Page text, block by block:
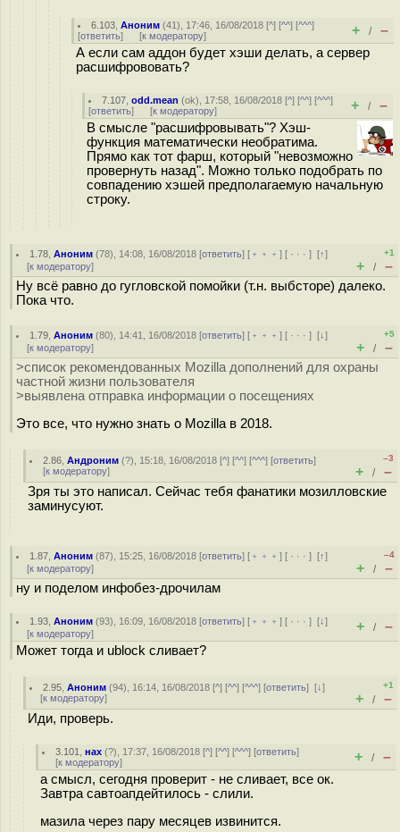
6.103 ,Аноним (41), 17:46, 16/08/2018 [^] [^^] [^^^]
[ответить] [к модератору] + / –
А если сам аддон будет хэши делать, а сервер
расшифрововать?
7.107 ,odd.mean (ok), 17:58, 16/08/2018 [^] [^^] [^^^]
[ответить] [к модератору] + / –
В смысле "расшифровывать"? Хэш-
функция математически необратима.
Прямо как тот фарш, который "невозможно
провернуть назад". Можно только подобрать по
совпадению хэшей предполагаемую начальную
строку.
1.78 ,Аноним (78), 14:08, 16/08/2018 [ответить] [ ﹢﹢﹢] [ · · ·][↑]
[к модератору]
+1
+ / –
Ну всё равно до гугловской помойки (т.н. выбсторе) далеко.
Пока что.
1.79 ,Аноним (80), 14:41, 16/08/2018 [ответить] [ ﹢﹢﹢] [ · · ·][↓]
[к модератору]
+5
+ / –
>список рекомендованных Mozilla дополнений для охраны
частной жизни пользователя
>выявлена отправка информации о посещениях
Это все, что нужно знать о Mozilla в 2018.
2.86 ,Андроним (?), 15:18, 16/08/2018 [^] [^^] [^^^] [ответить]
[к модератору]
–3
+ / –
Зря ты это написал. Сейчас тебя фанатики мозилловские
заминусуют.
1.87 ,Аноним (87), 15:25, 16/08/2018 [ответить] [ ﹢﹢﹢] [ · · ·][↑]
[к модератору]
–4
+ / –
ну и поделом инфобез-дрoчилaм
1.93 ,Аноним (93), 16:09, 16/08/2018 [ответить] [ ﹢﹢﹢] [ · · ·][↓]
[к модератору] + / –
Может тогда и ublock сливает?
2.95 ,Аноним (94), 16:14, 16/08/2018 [^] [^^] [^^^] [ответить][↓]
[к модератору]
+1
+ / –
Иди, проверь.
3.101 ,нах (?), 17:37, 16/08/2018 [^] [^^] [^^^] [ответить]
[к модератору] + / –
а смысл, сегодня проверит - не сливает, все ок.
Завтра савтоапдейтилось - слили.
мазила через пару месяцев извинится.